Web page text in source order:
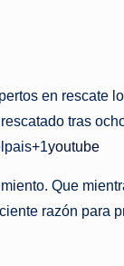
en rescate
tras
youtube
Que
razón para